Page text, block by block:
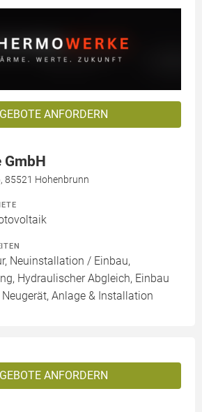
ANFORDERN
85521 Hohenbrunn
Neuinstallation / Einbau,
Hydraulischer Abgleich, Einbau
Anlage & Installation
ANFORDERN